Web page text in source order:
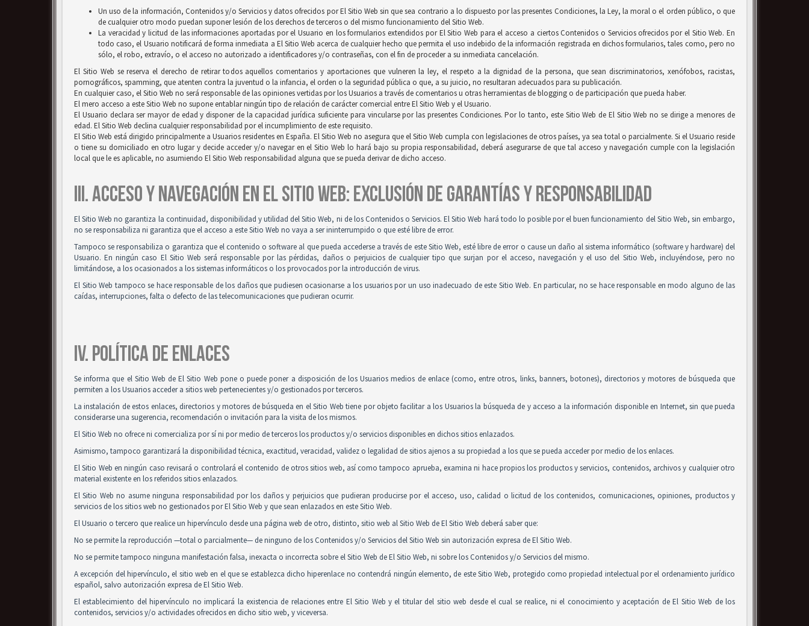
Un uso de la información, Contenidos y/o Servicios y datos ofrecidos por El Sitio Web sin que sea contrario a lo dispuesto por las presentes Condiciones, la Ley, la moral o el orden público, o que
de cualquier otro modo puedan suponer lesión de los derechos de terceros o del mismo funcionamiento del Sitio Web.
La veracidad y licitud de las informaciones aportadas por el Usuario en los formularios extendidos por El Sitio Web para el acceso a ciertos Contenidos o Servicios ofrecidos por el Sitio Web. En
todo caso, el Usuario notificará de forma inmediata a El Sitio Web acerca de cualquier hecho que permita el uso indebido de la información registrada en dichos formularios, tales como, pero no
sólo, el robo, extravío, o el acceso no autorizado a identificadores y/o contraseñas, con el fin de proceder a su inmediata cancelación.
El Sitio Web se reserva el derecho de retirar todos aquellos comentarios y aportaciones que vulneren la ley, el respeto a la dignidad de la persona, que sean discriminatorios, xenófobos, racistas,
pornográficos, spamming, que atenten contra la juventud o la infancia, el orden o la seguridad pública o que, a su juicio, no resultaran adecuados para su publicación.
En cualquier caso, el Sitio Web no será responsable de las opiniones vertidas por los Usuarios a través de comentarios u otras herramientas de blogging o de participación que pueda haber.
El mero acceso a este Sitio Web no supone entablar ningún tipo de relación de carácter comercial entre El Sitio Web y el Usuario.
El Usuario declara ser mayor de edad y disponer de la capacidad jurídica suficiente para vincularse por las presentes Condiciones. Por lo tanto, este Sitio Web de El Sitio Web no se dirige a menores de
edad. El Sitio Web declina cualquier responsabilidad por el incumplimiento de este requisito.
El Sitio Web está dirigido principalmente a Usuarios residentes en España. El Sitio Web no asegura que el Sitio Web cumpla con legislaciones de otros países, ya sea total o parcialmente. Si el Usuario reside
o tiene su domiciliado en otro lugar y decide acceder y/o navegar en el Sitio Web lo hará bajo su propia responsabilidad, deberá asegurarse de que tal acceso y navegación cumple con la legislación
local que le es aplicable, no asumiendo El Sitio Web responsabilidad alguna que se pueda derivar de dicho acceso.
III. ACCESO Y NAVEGACIÓN EN EL SITIO WEB: EXCLUSIÓN DE GARANTÍAS Y RESPONSABILIDAD
El Sitio Web no garantiza la continuidad, disponibilidad y utilidad del Sitio Web, ni de los Contenidos o Servicios. El Sitio Web hará todo lo posible por el buen funcionamiento del Sitio Web, sin embargo,
no se responsabiliza ni garantiza que el acceso a este Sitio Web no vaya a ser ininterrumpido o que esté libre de error.
Tampoco se responsabiliza o garantiza que el contenido o software al que pueda accederse a través de este Sitio Web, esté libre de error o cause un daño al sistema informático (software y hardware) del
Usuario. En ningún caso El Sitio Web será responsable por las pérdidas, daños o perjuicios de cualquier tipo que surjan por el acceso, navegación y el uso del Sitio Web, incluyéndose, pero no
limitándose, a los ocasionados a los sistemas informáticos o los provocados por la introducción de virus.
El Sitio Web tampoco se hace responsable de los daños que pudiesen ocasionarse a los usuarios por un uso inadecuado de este Sitio Web. En particular, no se hace responsable en modo alguno de las
caídas, interrupciones, falta o defecto de las telecomunicaciones que pudieran ocurrir.
IV. POLÍTICA DE ENLACES
Se informa que el Sitio Web de El Sitio Web pone o puede poner a disposición de los Usuarios medios de enlace (como, entre otros, links, banners, botones), directorios y motores de búsqueda que
permiten a los Usuarios acceder a sitios web pertenecientes y/o gestionados por terceros.
La instalación de estos enlaces, directorios y motores de búsqueda en el Sitio Web tiene por objeto facilitar a los Usuarios la búsqueda de y acceso a la información disponible en Internet, sin que pueda
considerarse una sugerencia, recomendación o invitación para la visita de los mismos.
El Sitio Web no ofrece ni comercializa por sí ni por medio de terceros los productos y/o servicios disponibles en dichos sitios enlazados.
Asimismo, tampoco garantizará la disponibilidad técnica, exactitud, veracidad, validez o legalidad de sitios ajenos a su propiedad a los que se pueda acceder por medio de los enlaces.
El Sitio Web en ningún caso revisará o controlará el contenido de otros sitios web, así como tampoco aprueba, examina ni hace propios los productos y servicios, contenidos, archivos y cualquier otro
material existente en los referidos sitios enlazados.
El Sitio Web no asume ninguna responsabilidad por los daños y perjuicios que pudieran producirse por el acceso, uso, calidad o licitud de los contenidos, comunicaciones, opiniones, productos y
servicios de los sitios web no gestionados por El Sitio Web y que sean enlazados en este Sitio Web.
El Usuario o tercero que realice un hipervínculo desde una página web de otro, distinto, sitio web al Sitio Web de El Sitio Web deberá saber que:
No se permite la reproducción —total o parcialmente— de ninguno de los Contenidos y/o Servicios del Sitio Web sin autorización expresa de El Sitio Web.
No se permite tampoco ninguna manifestación falsa, inexacta o incorrecta sobre el Sitio Web de El Sitio Web, ni sobre los Contenidos y/o Servicios del mismo.
A excepción del hipervínculo, el sitio web en el que se establezca dicho hiperenlace no contendrá ningún elemento, de este Sitio Web, protegido como propiedad intelectual por el ordenamiento jurídico
español, salvo autorización expresa de El Sitio Web.
El establecimiento del hipervínculo no implicará la existencia de relaciones entre El Sitio Web y el titular del sitio web desde el cual se realice, ni el conocimiento y aceptación de El Sitio Web de los
contenidos, servicios y/o actividades ofrecidos en dicho sitio web, y viceversa.